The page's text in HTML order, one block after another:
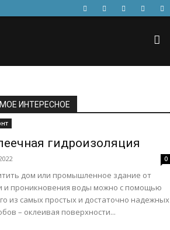
ИНТЕРЕСНОЕ
гидроизоляция
0
дом или промышленное здание от
и проникновения воды можно с помощью
из самых простых и достаточно надежных
– оклеивая поверхности...